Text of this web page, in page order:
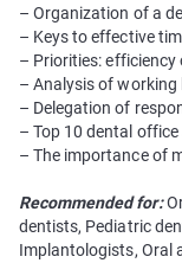
– Organization of a
– Keys to effective
– Priorities: efficiency
– Analysis of working
– Delegation of
– Top 10 dental
– The importance of
Recommended for:
dentists, Pediatric
Implantologists, Oral